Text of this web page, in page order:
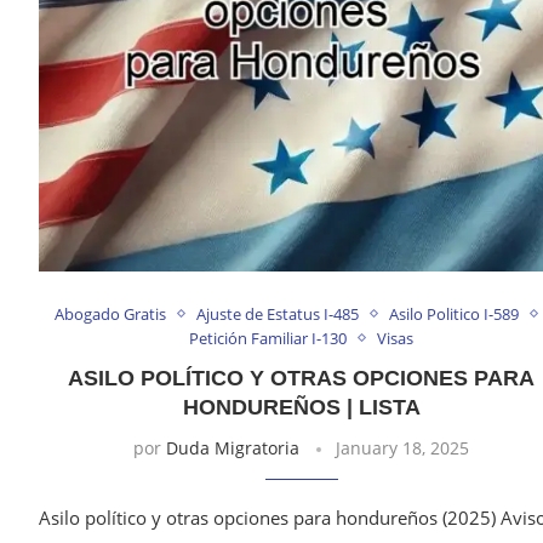
Abogado Gratis Ajuste de Estatus I-485
Asilo Politico I-589
Petición Familiar I-130
Visas
ASILO POLÍTICO Y OTRAS OPCIONES PARA
HONDUREÑOS | LISTA
por Duda Migratoria January 18, 2025
Asilo político y otras opciones para hondureños (2025)